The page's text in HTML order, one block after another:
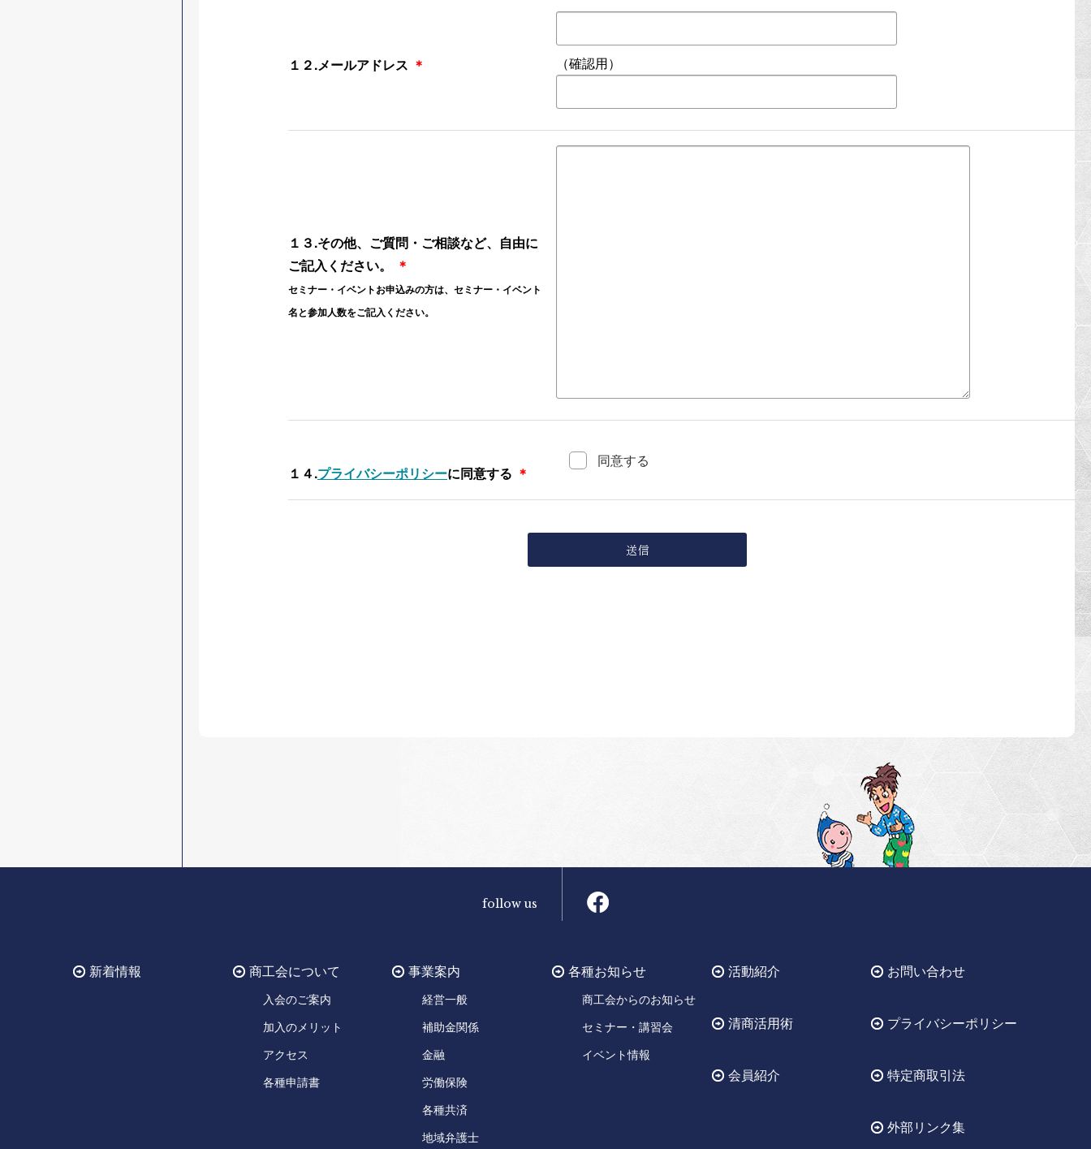
１２.メールアドレス ＊ （確認用）
１３.その他、ご質問・ご相談など、自由に
ご記入ください。
＊
セミナー・イベントお申込みの方は、セミナー・イベント
名と参加人数をご記入ください。
１４.プライバシーポリシーに同意する ＊
同意する
follow us
新着情報 商工会について
入会のご案内
加入のメリット
アクセス
各種申請書
事業案内
経営一般
補助金関係
金融
労働保険
各種共済
地域弁護士
各種お知らせ
商工会からのお知らせ
セミナー・講習会
イベント情報
活動紹介
清商活用術
会員紹介
お問い合わせ
プライバシーポリシー
特定商取引法
外部リンク集